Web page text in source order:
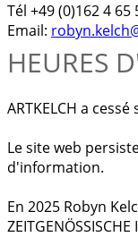
Tél +49 (0)162 4 65
Email:
HEURES
ARTKELCH a
Le site web
d'information.
En 2025 Robyn